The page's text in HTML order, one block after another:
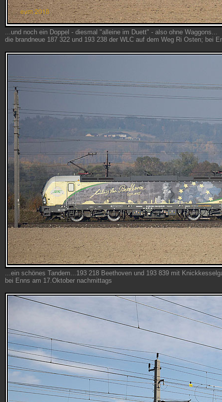
...und noch ein Doppel - diesmal "alleine im Duett" - also ohne Waggons...
die brandneue 187 322 und 193 238 der WLC auf dem Weg Ri Osten; bei
...ein schönes Tandem...193 218 Beethoven und 193 839 mit
bei Enns am 17.Oktober nachmittags